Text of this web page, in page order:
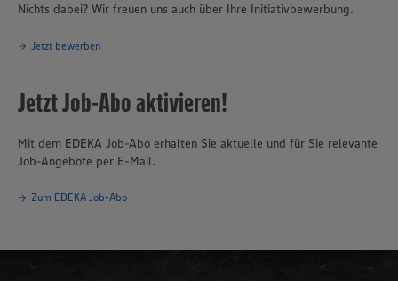
Nichts dabei? Wir freuen uns auch über Ihre Initiativbewerbung.
Jetzt bewerben
Jetzt Job-Abo aktivieren!
Mit dem EDEKA Job-Abo erhalten Sie aktuelle und für Sie relevante
Job-Angebote per E-Mail.
Zum EDEKA Job-Abo